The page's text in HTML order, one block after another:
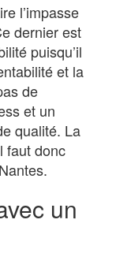
l’impasse
dernier est
puisqu’il
et la
de
et un
qualité. La
faut donc
un